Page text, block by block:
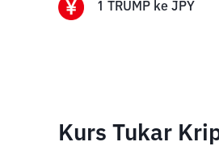
1 TRUMP ke JPY
Kurs Tukar